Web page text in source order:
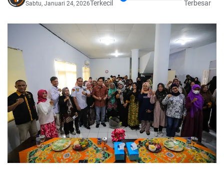
Sabtu, Januari 24, 2026Terkecil
Terbesar